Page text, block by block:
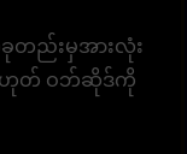
ခုတည်းမှအားလုံး
မဟုတ် ဝဘ်ဆိုဒ်ကို